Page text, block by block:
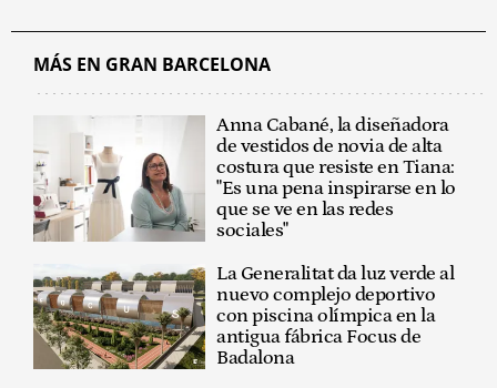
MÁS EN GRAN BARCELONA
Anna Cabané, la diseñadora
de vestidos de novia de alta
costura que resiste en Tiana:
"Es una pena inspirarse en lo
que se ve en las redes
sociales"
La Generalitat da luz verde al
nuevo complejo deportivo
con piscina olímpica en la
antigua fábrica Focus de
Badalona